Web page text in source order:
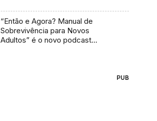
“Então e Agora? Manual de
Sobrevivência para Novos
Adultos” é o novo podcast
PUB